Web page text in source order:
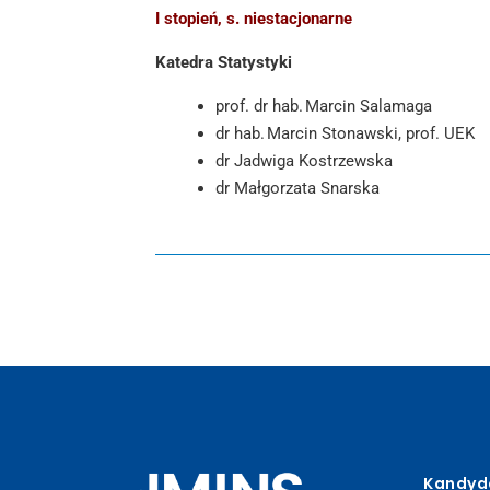
I stopień, s. niestacjonarne
Katedra Statystyki
prof. dr hab. Marcin Salamaga
dr hab. Marcin Stonawski, prof. UEK
dr Jadwiga Kostrzewska
dr Małgorzata Snarska